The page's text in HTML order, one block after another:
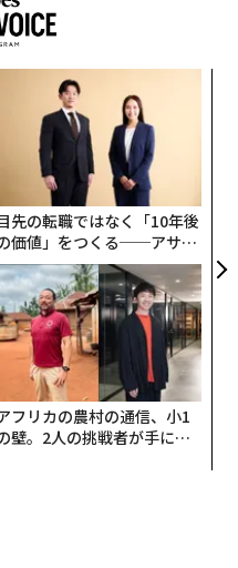
エージェントの進化
トは、ついにそれを変え
ジェントは、質問に答え
行し、複雑で多段階のリ
解決する。そしてこの変
持つ。
先の転職ではなく「10年後
価値」をつくる──アサイ
の長期伴走型支援とは
フリカの農村の通信、小1
壁。2人の挑戦者が手にし